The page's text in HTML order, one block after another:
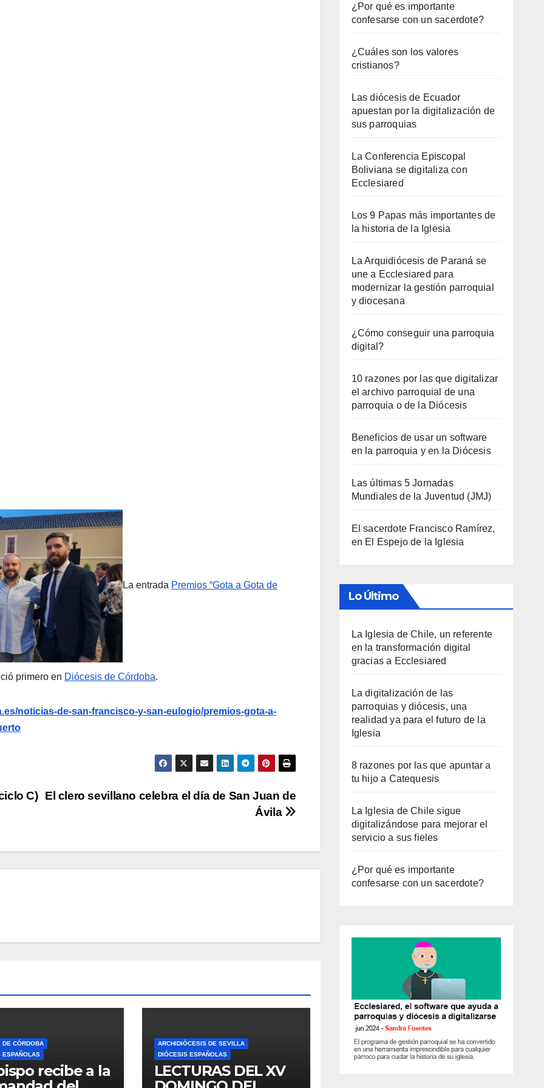
La entrada Premios “Gota a Gota de
primero en Diócesis de Córdoba.
noticias-de-san-francisco-y-san-eulogio/premios-gota-a-
El clero sevillano celebra el día de San Juan de
Ávila
C)
DE CÓRDOBA
ESPAÑOLAS
recibe a la
ARCHIDIÓCESIS DE SEVILLA
DIÓCESIS ESPAÑOLAS
LECTURAS DEL XV
¿Por qué es importante
confesarse con un sacerdote?
¿Cuáles son los valores
cristianos?
Las diócesis de Ecuador
apuestan por la digitalización de
sus parroquias
La Conferencia Episcopal
Boliviana se digitaliza con
Ecclesiared
Los 9 Papas más importantes de
la historia de la Iglesia
La Arquidiócesis de Paraná se
une a Ecclesiared para
modernizar la gestión parroquial
y diocesana
¿Cómo conseguir una parroquia
digital?
10 razones por las que digitalizar
el archivo parroquial de una
parroquia o de la Diócesis
Beneficios de usar un software
en la parroquia y en la Diócesis
Las últimas 5 Jornadas
Mundiales de la Juventud (JMJ)
El sacerdote Francisco Ramírez,
en El Espejo de la Iglesia
Lo Último
La Iglesia de Chile, un referente
en la transformación digital
gracias a Ecclesiared
La digitalización de las
parroquias y diócesis, una
realidad ya para el futuro de la
Iglesia
8 razones por las que apuntar a
tu hijo a Catequesis
La Iglesia de Chile sigue
digitalizándose para mejorar el
servicio a sus fieles
¿Por qué es importante
confesarse con un sacerdote?